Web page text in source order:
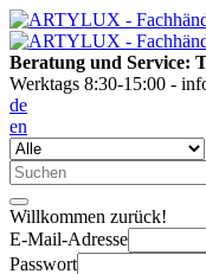
Beratung und Service:
Werktags 8:30-15:00 -
de
en
Willkommen zurück!
E-Mail-Adresse
Passwort